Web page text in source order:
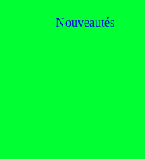
Nouveautés